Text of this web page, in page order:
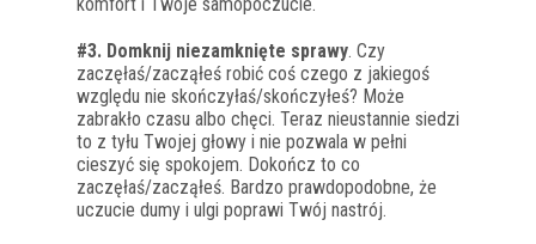
komfort i Twoje samopoczucie.
#3. Domknij niezamknięte sprawy. Czy
zaczęłaś/zacząłeś robić coś czego z jakiegoś
względu nie skończyłaś/skończyłeś? Może
zabrakło czasu albo chęci. Teraz nieustannie siedzi
to z tyłu Twojej głowy i nie pozwala w pełni
cieszyć się spokojem. Dokończ to co
zaczęłaś/zacząłeś. Bardzo prawdopodobne, że
uczucie dumy i ulgi poprawi Twój nastrój.